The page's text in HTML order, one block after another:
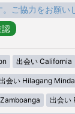
ご協力をお願い
出会い California
会い Hilagang
出会い